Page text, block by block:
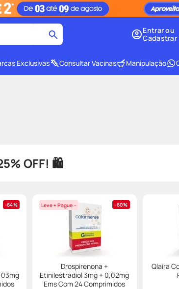
Entrar ou
Cadastrar
Exclusivas Consultar Vacinas Manipulação
OFF! 🛍️
64% Leve + Pague - 60%
Drospirenona +
Etinilestradiol 3mg + 0,02mg
Ems Com 24 Comprimidos
Qlaira